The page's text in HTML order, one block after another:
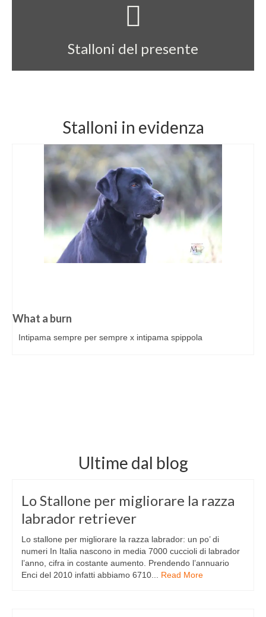
Stalloni del presente
Stalloni in evidenza
What a burn
Intipama sempre per sempre x intipama spippola
Ultime dal blog
Lo Stallone per migliorare la razza
labrador retriever
Lo stallone per migliorare la razza labrador: un po’ di
numeri In Italia nascono in media 7000 cuccioli di labrador
l’anno, cifra in costante aumento. Prendendo l’annuario
Enci del 2010 infatti abbiamo 6710... Read More